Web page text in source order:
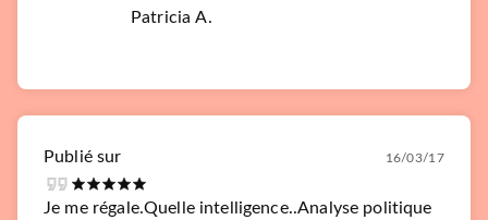
Patricia A.
Publié sur 16/03/17
Je me régale.Quelle intelligence..Analyse politique